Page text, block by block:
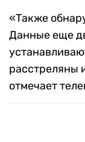
«Также
Данные еще
расстреляны
отмечает